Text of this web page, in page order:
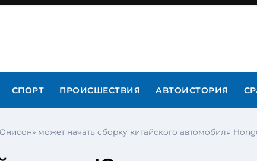
СПОРТ ПРОИСШЕСТВИЯ АВТОИСТОРИЯ
может начать сборку китайского автомобиля